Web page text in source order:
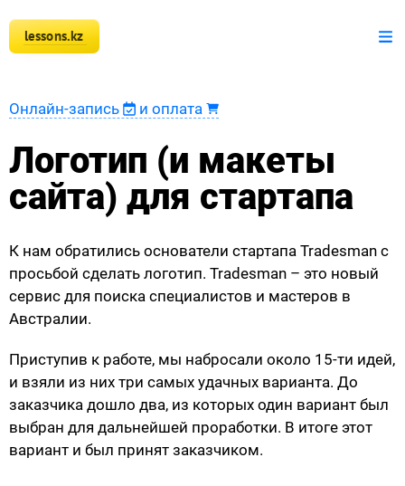
lessons.kz
+7 777 150 51 51
Математика
Информатика
Новости
Наши ученики
Онлайн-запись и оплата
Логотип (и макеты
сайта) для стартапа
К нам обратились основатели стартапа Tradesman с
просьбой сделать логотип. Tradesman – это новый
сервис для поиска специалистов и мастеров в
Австралии.
Приступив к работе, мы набросали около 15-ти идей,
и взяли из них три самых удачных варианта. До
заказчика дошло два, из которых один вариант был
выбран для дальнейшей проработки. В итоге этот
вариант и был принят заказчиком.